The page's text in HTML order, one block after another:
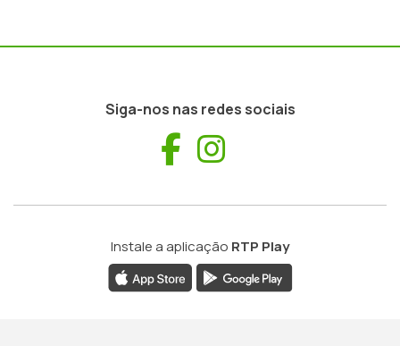
Siga-nos nas redes sociais
Facebook
Instale a aplicação RTP Play